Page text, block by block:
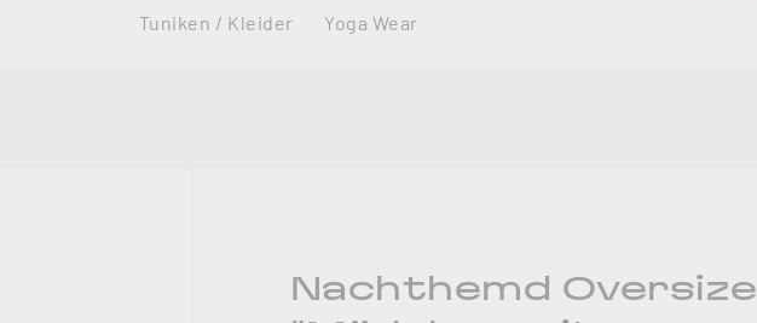
Tuniken / Kleider
Yoga Wear
Nachthemd Oversize